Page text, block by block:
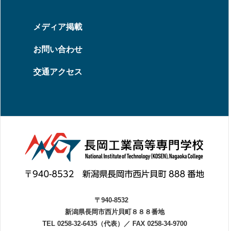
メディア掲載
お問い合わせ
交通アクセス
〒940-8532
新潟県長岡市西片貝町８８８番地
TEL 0258-32-6435（代表）
／ FAX 0258-34-9700